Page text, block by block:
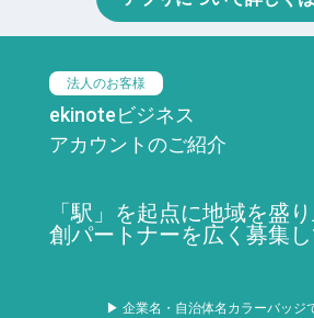
法人のお客様
ekinoteビジネス
アカウントのご紹介
「駅」を起点に地域を盛
創パートナーを広く募集し
▶ 企業名・自治体名カラーバッジ